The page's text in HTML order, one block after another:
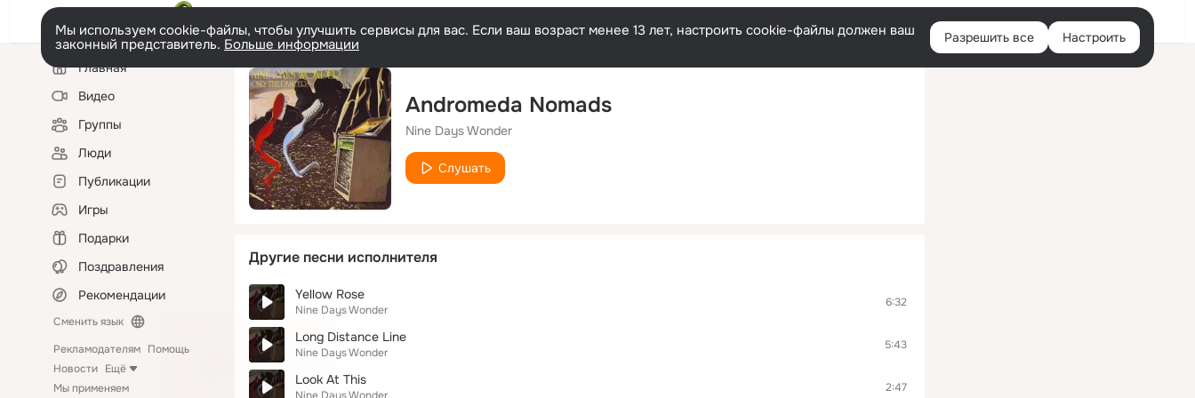
Войти
Мы используем cookie-файлы, чтобы улучшить сервисы для вас. Если ваш возраст менее 13 лет, настроить cookie-файлы должен ваш
законный представитель. Больше информации Разрешить все Настроить
Левая
колонкаГлавная
Видео
Группы
Люди
Публикации
Игры
Подарки
Поздравления
Рекомендации
Сменить язык
Рекламодателям Помощь
Новости Ещё
Мы применяем
Andromeda Nomads
Nine Days Wonder
Слушать
Другие песни исполнителя
Yellow Rose
Nine Days Wonder
6:32
Long Distance Line
Nine Days Wonder
5:43
Look At This 2:47